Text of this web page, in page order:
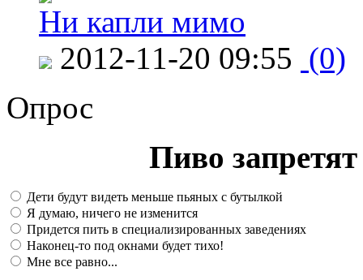
Ни капли мимо
2012-11-20 09:55 (0)
Опрос
Пиво
Дети будут видеть меньше пьяных с бутылкой
Я думаю, ничего не изменится
Придется пить в специализированных заведениях
Наконец-то под окнами будет тихо!
Мне все равно...